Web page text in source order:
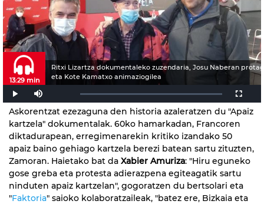
Ritxi Lizartza dokumentaleko zuzendaria, Josu Naberan
eta Kote Kamatxo animaziogilea
13:29 min
Askorentzat ezezaguna den historia azaleratzen du "Apaiz
kartzela" dokumentalak. 60ko hamarkadan, Francoren
diktadurapean, erregimenarekin kritiko izandako 50
apaiz baino gehiago kartzela berezi batean sartu zituzten,
Zamoran. Haietako bat da Xabier Amuriza: "Hiru eguneko
gose greba eta protesta adierazpena egiteagatik sartu
ninduten apaiz kartzelan", gogoratzen du bertsolari eta
"Faktoria" saioko kolaboratzaileak, "batez ere, Bizkaia eta